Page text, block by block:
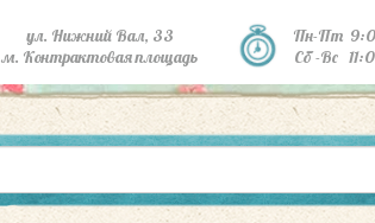
ул. Нижний Вал, 33
м. Контрактовая площадь
Пн-Пт
Сб -Вс